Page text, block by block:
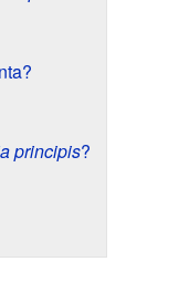
principis?